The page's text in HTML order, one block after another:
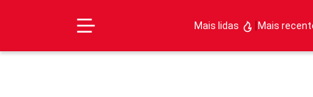
Mais lidas |Mais